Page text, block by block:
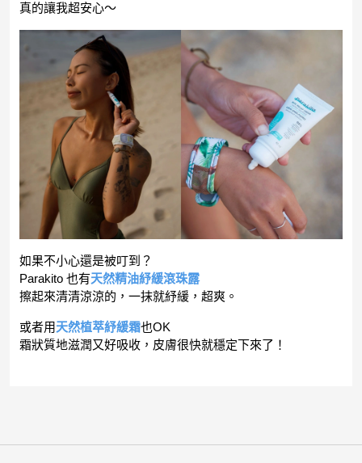
真的讓我超安心～
如果不小心還是被叮到？
Parakito 也有天然精油紓緩滾珠露
擦起來清清涼涼的，一抹就紓緩，超爽。
或者用天然植萃紓緩霜也OK
霜狀質地滋潤又好吸收，皮膚很快就穩定下來了！